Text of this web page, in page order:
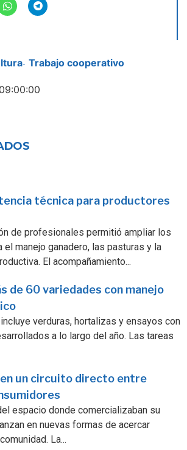
- Trabajo cooperativo
técnica para productores
de profesionales permitió ampliar los
el manejo ganadero, las pasturas y la
El acompañamiento...
de 60 variedades con manejo
verduras, hortalizas y ensayos con
a lo largo del año. Las tareas
un circuito directo entre
espacio donde comercializaban su
en nuevas formas de acercar
La...